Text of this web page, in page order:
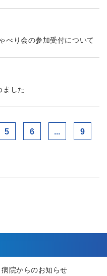
べり会の参加受付について
ました
5 6 ... 9
病院からのお知らせ